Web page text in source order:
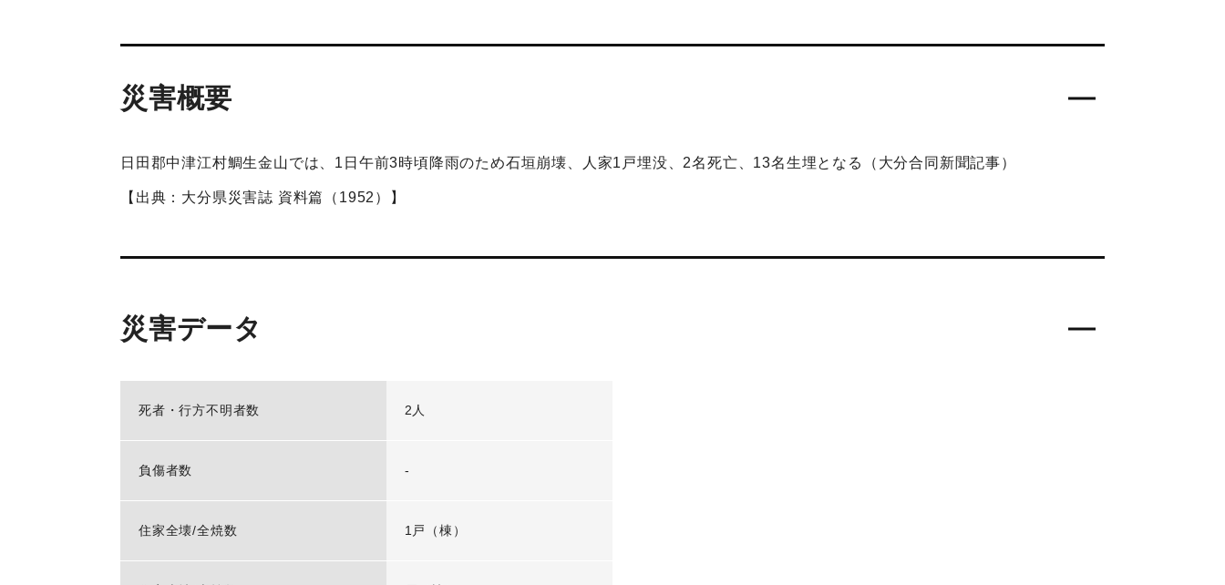
災害概要
日田郡中津江村鯛生金山では、1日午前3時頃降雨のため石垣崩壊、人家1戸埋没、2名死亡、13名生埋となる（大分合同新聞記事）
【出典：大分県災害誌 資料篇（1952）】
災害データ
死者・行方不明者数 2人
負傷者数 -
住家全壊/全焼数 1戸（棟）